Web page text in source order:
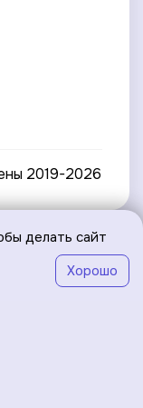
Меню
2019-2026
делать сайт
Хорошо